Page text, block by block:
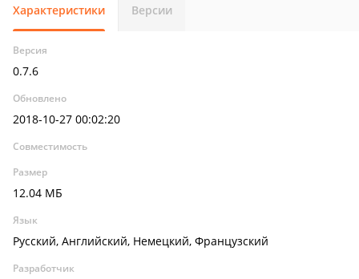
Характеристики Версии
Версия
0.7.6
Обновлено
2018-10-27 00:02:20
Совместимость
Размер
12.04 МБ
Язык
Русский, Английский, Немецкий, Французский
Разработчик